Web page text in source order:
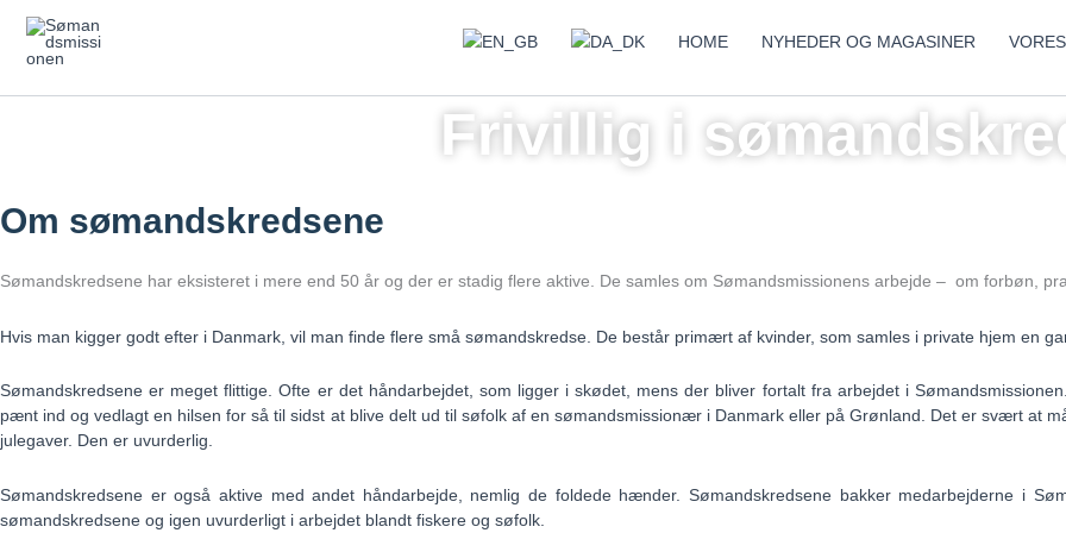
indholdet
HOME NYHEDER OG MAGASINER
Frivillig i
Om sømandskredsene
Sømandskredsene har eksisteret i mere end 50 år og der er stadig flere aktive. De samles om Sømandsmissionens arbejde – om forbøn,
Hvis man kigger godt efter i Danmark, vil man finde flere små sømandskredse. De består primært af kvinder, som samles i private hjem en
Sømandskredsene er meget flittige. Ofte er det håndarbejdet, som ligger i skødet, mens der bliver fortalt fra arbejdet i
pænt ind og vedlagt en hilsen for så til sidst at blive delt ud til søfolk af en sømandsmissionær i Danmark eller på Grønland. Det er svært at
julegaver. Den er uvurderlig.
Sømandskredsene er også aktive med andet håndarbejde, nemlig de foldede hænder. Sømandskredsene bakker medarbejderne i
sømandskredsene og igen uvurderligt i arbejdet blandt fiskere og søfolk.